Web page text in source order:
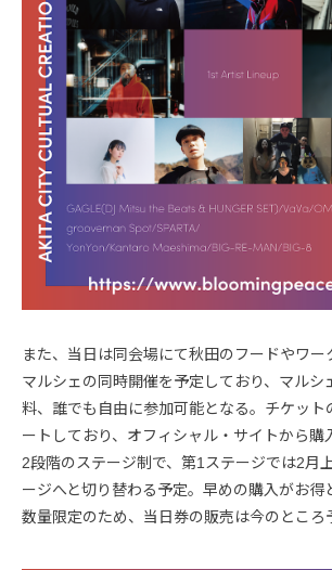
また、当日は同会場にて秋田のフードやワー
マルシェの同時開催を予定しており、マルシ
料、誰でも自由に参加可能となる。チケット
ートしており、オフィシャル・サイトから購
2段階のステージ制で、第1ステージでは2月
ージへと切り替わる予定。早めの購入がお得
数量限定のため、当日券の販売は今のところ